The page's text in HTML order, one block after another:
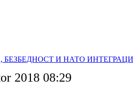
БЕЗБЕДНОСТ И НАТО
2018 08:29